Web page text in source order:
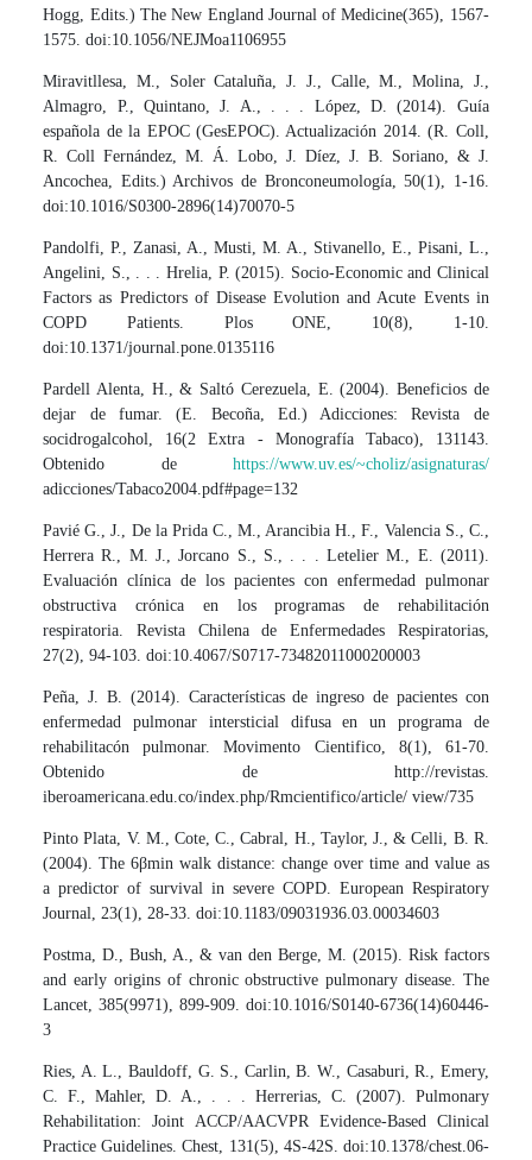
Hogg, Edits.) The New England Journal of Medicine(365), 1567-
1575. doi:10.1056/NEJMoa1106955
Miravitllesa, M., Soler Cataluña, J. J., Calle, M., Molina, J.,
Almagro, P., Quintano, J. A., . . . López, D. (2014). Guía
española de la EPOC (GesEPOC). Actualización 2014. (R. Coll,
R. Coll Fernández, M. Á. Lobo, J. Díez, J. B. Soriano, & J.
Ancochea, Edits.) Archivos de Bronconeumología, 50(1), 1-16.
doi:10.1016/S0300-2896(14)70070-5
Pandolfi, P., Zanasi, A., Musti, M. A., Stivanello, E., Pisani, L.,
Angelini, S., . . . Hrelia, P. (2015). Socio-Economic and Clinical
Factors as Predictors of Disease Evolution and Acute Events in
COPD Patients. Plos ONE, 10(8), 1-10.
doi:10.1371/journal.pone.0135116
Pardell Alenta, H., & Saltó Cerezuela, E. (2004). Beneficios de
dejar de fumar. (E. Becoña, Ed.) Adicciones: Revista de
socidrogalcohol, 16(2 Extra - Monografía Tabaco), 131143.
Obtenido de https://www.uv.es/~choliz/asignaturas/
adicciones/Tabaco2004.pdf#page=132
Pavié G., J., De la Prida C., M., Arancibia H., F., Valencia S., C.,
Herrera R., M. J., Jorcano S., S., . . . Letelier M., E. (2011).
Evaluación clínica de los pacientes con enfermedad pulmonar
obstructiva crónica en los programas de rehabilitación
respiratoria. Revista Chilena de Enfermedades Respiratorias,
27(2), 94-103. doi:10.4067/S0717-73482011000200003
Peña, J. B. (2014). Características de ingreso de pacientes con
enfermedad pulmonar intersticial difusa en un programa de
rehabilitacón pulmonar. Movimento Cientifico, 8(1), 61-70.
Obtenido de http://revistas.
iberoamericana.edu.co/index.php/Rmcientifico/article/ view/735
Pinto Plata, V. M., Cote, C., Cabral, H., Taylor, J., & Celli, B. R.
(2004). The 6βmin walk distance: change over time and value as
a predictor of survival in severe COPD. European Respiratory
Journal, 23(1), 28-33. doi:10.1183/09031936.03.00034603
Postma, D., Bush, A., & van den Berge, M. (2015). Risk factors
and early origins of chronic obstructive pulmonary disease. The
Lancet, 385(9971), 899-909. doi:10.1016/S0140-6736(14)60446-
3
Ries, A. L., Bauldoff, G. S., Carlin, B. W., Casaburi, R., Emery,
C. F., Mahler, D. A., . . . Herrerias, C. (2007). Pulmonary
Rehabilitation: Joint ACCP/AACVPR Evidence-Based Clinical
Practice Guidelines. Chest, 131(5), 4S-42S. doi:10.1378/chest.06-